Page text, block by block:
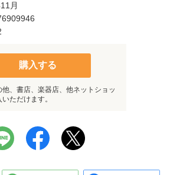
月
購入する
、書店、楽器店、他ネットショッ
ただけます。